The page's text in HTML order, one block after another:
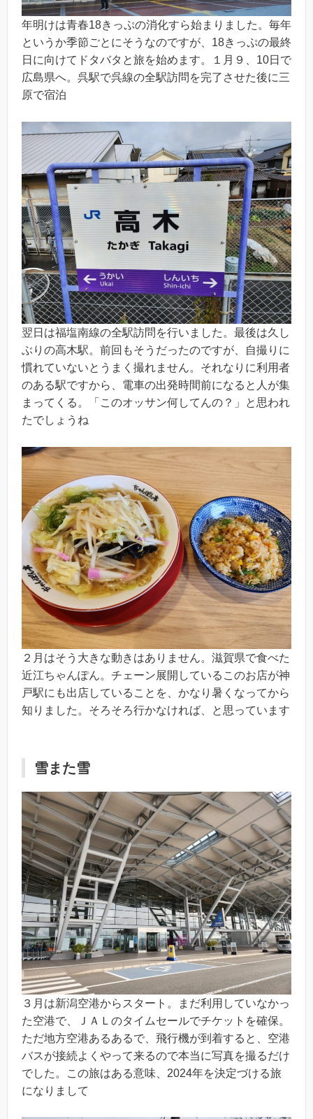
年明けは青春18きっぷの消化すら始まりました。毎年
というか季節ごとにそうなのですが、18きっぷの最終
日に向けてドタバタと旅を始めます。１月９、10日で
広島県へ。呉駅で呉線の全駅訪問を完了させた後に三
原で宿泊
翌日は福塩南線の全駅訪問を行いました。最後は久し
ぶりの高木駅。前回もそうだったのですが、自撮りに
慣れていないとうまく撮れません。それなりに利用者
のある駅ですから、電車の出発時間前になると人が集
まってくる。「このオッサン何してんの？」と思われ
たでしょうね
２月はそう大きな動きはありません。滋賀県で食べた
近江ちゃんぽん。チェーン展開しているこのお店が神
戸駅にも出店していることを、かなり暑くなってから
知りました。そろそろ行かなければ、と思っています
雪また雪
３月は新潟空港からスタート。まだ利用していなかっ
た空港で、ＪＡＬのタイムセールでチケットを確保。
ただ地方空港あるあるで、飛行機が到着すると、空港
バスが接続よくやって来るので本当に写真を撮るだけ
でした。この旅はある意味、2024年を決定づける旅
になりまして